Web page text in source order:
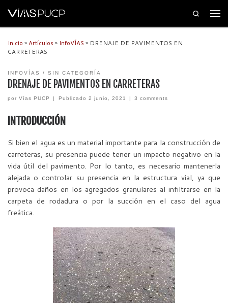
Search
Inicio »Artículos » InfoVÍAS » DRENAJE DE PAVIMENTOS EN
CARRETERAS
INFOVÍAS SIN CATEGORÍA
DRENAJE DE PAVIMENTOS EN CARRETERAS
por Vías PUCP | Publicado 2 junio, 2021 | 3 comments
INTRODUCCIÓN
Si bien el agua es un material importante para la construcción de
carreteras, su presencia puede tener un impacto negativo en la
vida útil del pavimento. Por lo tanto, es necesario mantenerla
alejada o controlar su presencia en la estructura vial, ya que
provoca daños en los agregados granulares al infiltrarse en la
carpeta de rodadura o por la succión en el caso del agua
freática.